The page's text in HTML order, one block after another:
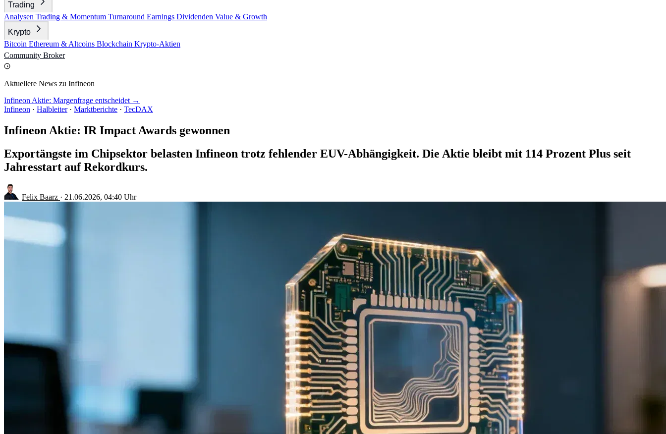
Trading
Analysen Trading & Momentum Turnaround Earnings Dividenden Value & Growth
Krypto
Bitcoin Ethereum & Altcoins Blockchain Krypto-Aktien
Community Broker
Aktuellere News zu Infineon
Infineon Aktie: Margenfrage entscheidet →
Infineon · Halbleiter · Marktberichte · TecDAX
Infineon Aktie: IR Impact Awards gewonnen
Exportängste im Chipsektor belasten Infineon trotz fehlender EUV-Abhängigkeit. Die Aktie bleibt mit 114 Prozent Plus seit
Jahresstart auf Rekordkurs.
Felix Baarz · 21.06.2026, 04:40 Uhr